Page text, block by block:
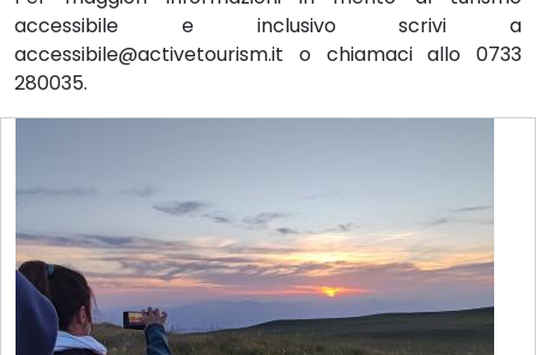
accessibile e inclusivo scrivi a
accessibile@activetourism.it o chiamaci allo 0733
280035.